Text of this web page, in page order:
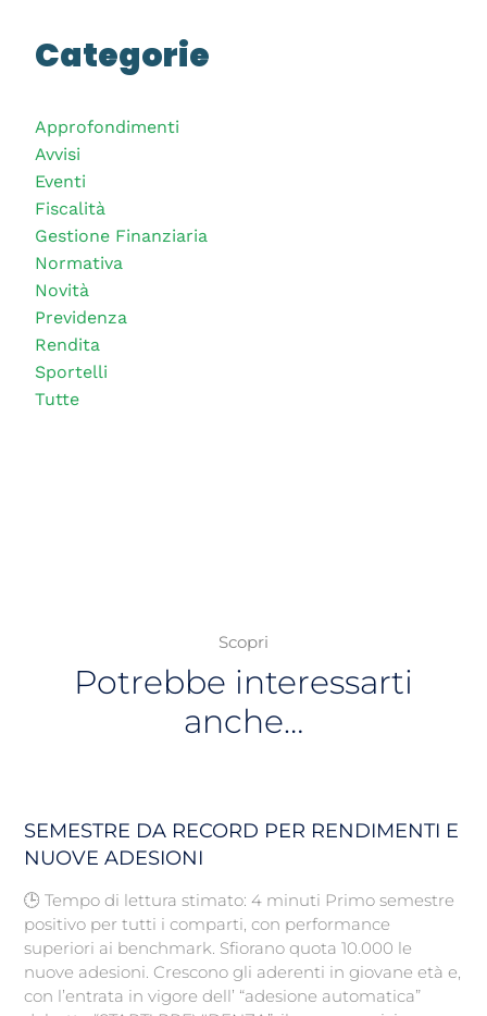
Categorie
Approfondimenti
Avvisi
Eventi
Fiscalità
Gestione Finanziaria
Normativa
Novità
Previdenza
Rendita
Sportelli
Tutte
Scopri
Potrebbe interessarti
anche…
SEMESTRE DA RECORD PER RENDIMENTI E
NUOVE ADESIONI
🕒 Tempo di lettura stimato: 4 minuti Primo semestre
positivo per tutti i comparti, con performance
superiori ai benchmark. Sfiorano quota 10.000 le
nuove adesioni. Crescono gli aderenti in giovane età e,
con l’entrata in vigore dell’ “adesione automatica”